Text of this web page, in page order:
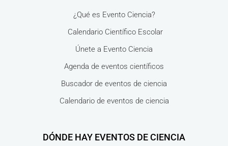
¿Qué es Evento Ciencia?
Calendario Científico Escolar
Únete a Evento Ciencia
Agenda de eventos científicos
Buscador de eventos de ciencia
Calendario de eventos de ciencia
DÓNDE HAY EVENTOS DE CIENCIA